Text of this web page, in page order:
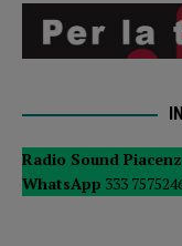
Radio Sound
WhatsApp 333